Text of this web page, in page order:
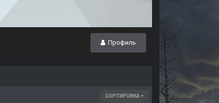
Профиль
СОРТИРОВКА